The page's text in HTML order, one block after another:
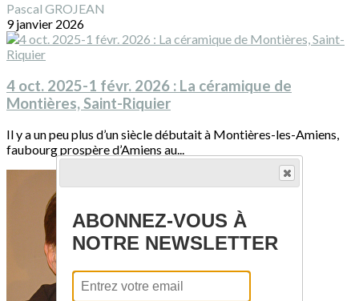
Pascal GROJEAN
9 janvier 2026
4 oct. 2025-1 févr. 2026 : La céramique de
Montières, Saint-Riquier
Il y a un peu plus d’un siècle débutait à Montières-les-Amiens,
faubourg prospère d’Amiens au...
ABONNEZ-VOUS À
NOTRE NEWSLETTER